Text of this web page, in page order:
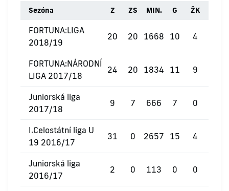
Sezóna Z ZS MIN. G ŽK
FORTUNA:LIGA
2018/19
20 20 1668 10 4
FORTUNA:NÁRODNÍ
LIGA 2017/18
24 20 1834 11 9
Juniorská liga
2017/18
9 7 666 7 0
I.Celostátní liga U
19 2016/17
31 0 2657 15 4
Juniorská liga
2016/17
2 0 113 0 0